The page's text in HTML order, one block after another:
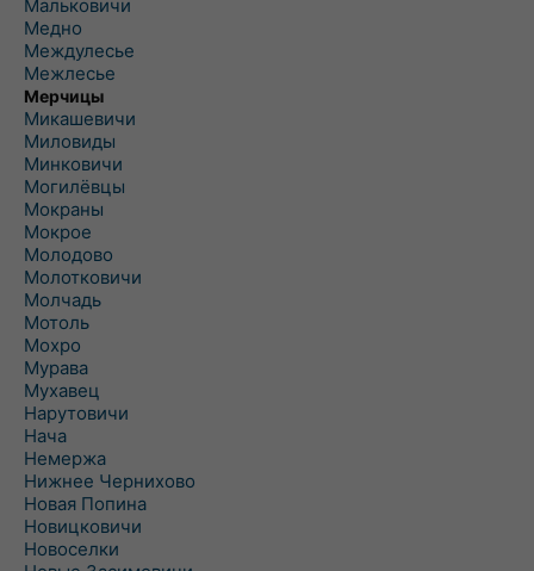
Мальковичи
Медно
Междулесье
Межлесье
Мерчицы
Микашевичи
Миловиды
Минковичи
Могилёвцы
Мокраны
Мокрое
Молодово
Молотковичи
Молчадь
Мотоль
Мохро
Мурава
Мухавец
Нарутовичи
Нача
Немержа
Нижнее Чернихово
Новая Попина
Новицковичи
Новоселки